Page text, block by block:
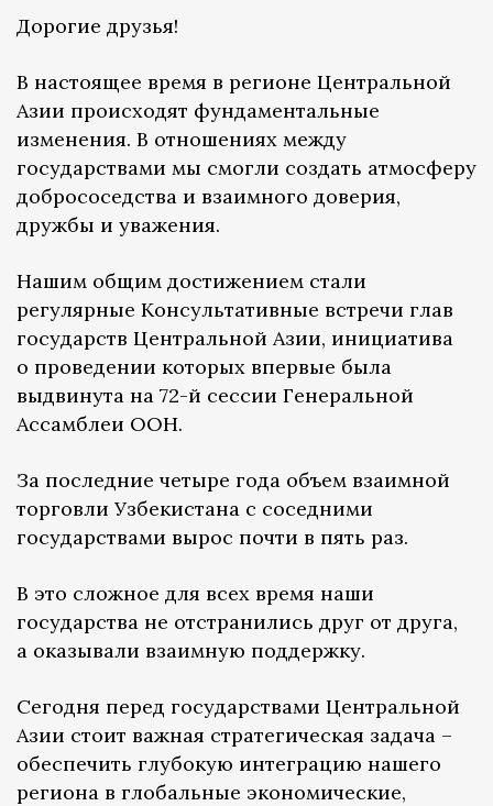
Дорогие друзья!
В настоящее время в регионе Центральной
Азии происходят фундаментальные
изменения. В отношениях между
государствами мы смогли создать атмосферу
добрососедства и взаимного доверия,
дружбы и уважения.
Нашим общим достижением стали
регулярные Консультативные встречи глав
государств Центральной Азии, инициатива
о проведении которых впервые была
выдвинута на 72-й сессии Генеральной
Ассамблеи ООН.
За последние четыре года объем взаимной
торговли Узбекистана с соседними
государствами вырос почти в пять раз.
В это сложное для всех время наши
государства не отстранились друг от друга,
а оказывали взаимную поддержку.
Сегодня перед государствами Центральной
Азии стоит важная стратегическая задача –
обеспечить глубокую интеграцию нашего
региона в глобальные экономические,